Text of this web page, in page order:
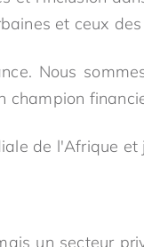
et ceux
Nous
champion
de l'Afrique et
un secteur